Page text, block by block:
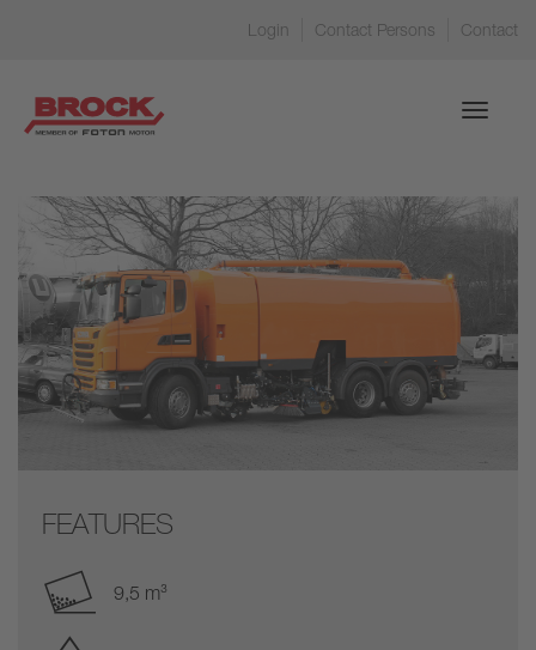
Login Contact Persons Contact
Toggle
FEATURES
9,5 m³